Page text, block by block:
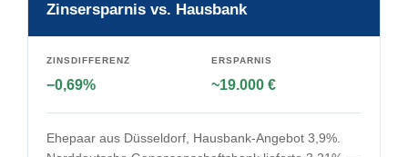
Zinsersparnis vs. Hausbank
ZINSDIFFERENZ
−0,69%
ERSPARNIS
~19.000 €
Ehepaar aus Düsseldorf, Hausbank-Angebot 3,9%.